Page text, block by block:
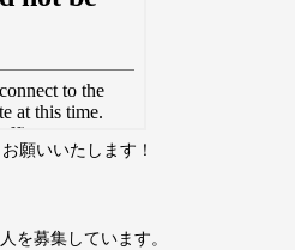
願いいたします！
を募集しています。